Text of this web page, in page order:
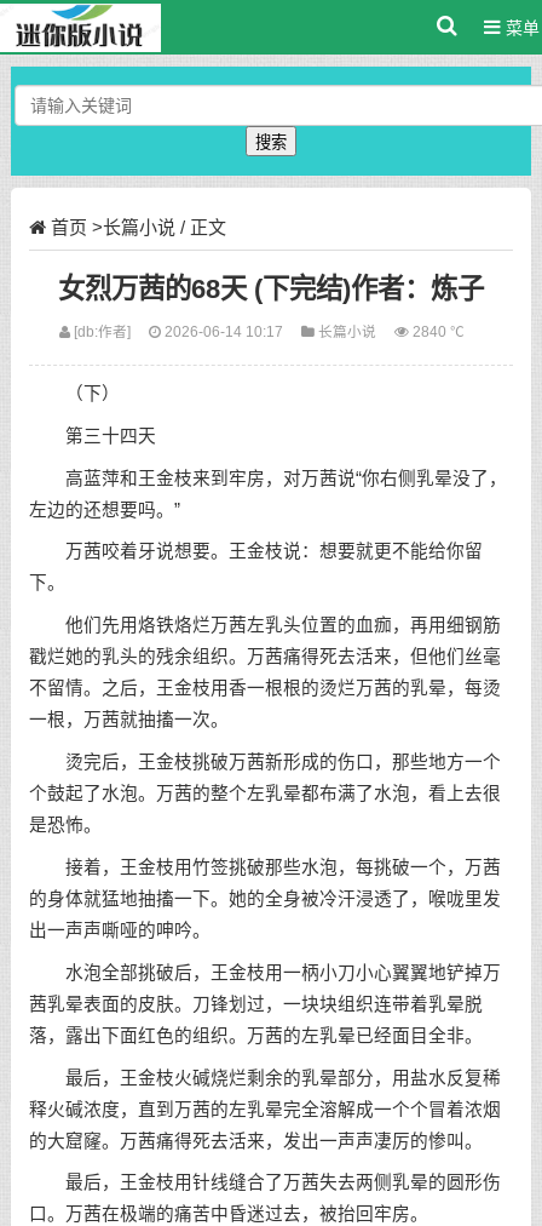
菜单
搜索
首页 >长篇小说 / 正文
女烈万茜的68天 (下完结)作者：炼子
[db:作者] 2026-06-14 10:17 长篇小说 2840 ℃
（下）
第三十四天
高蓝萍和王金枝来到牢房，对万茜说“你右侧乳晕没了，
左边的还想要吗。”
万茜咬着牙说想要。王金枝说：想要就更不能给你留
下。
他们先用烙铁烙烂万茜左乳头位置的血痂，再用细钢筋
戳烂她的乳头的残余组织。万茜痛得死去活来，但他们丝毫
不留情。之后，王金枝用香一根根的烫烂万茜的乳晕，每烫
一根，万茜就抽搐一次。
烫完后，王金枝挑破万茜新形成的伤口，那些地方一个
个鼓起了水泡。万茜的整个左乳晕都布满了水泡，看上去很
是恐怖。
接着，王金枝用竹签挑破那些水泡，每挑破一个，万茜
的身体就猛地抽搐一下。她的全身被冷汗浸透了，喉咙里发
出一声声嘶哑的呻吟。
水泡全部挑破后，王金枝用一柄小刀小心翼翼地铲掉万
茜乳晕表面的皮肤。刀锋划过，一块块组织连带着乳晕脱
落，露出下面红色的组织。万茜的左乳晕已经面目全非。
最后，王金枝火碱烧烂剩余的乳晕部分，用盐水反复稀
释火碱浓度，直到万茜的左乳晕完全溶解成一个个冒着浓烟
的大窟窿。万茜痛得死去活来，发出一声声凄厉的惨叫。
最后，王金枝用针线缝合了万茜失去两侧乳晕的圆形伤
口。万茜在极端的痛苦中昏迷过去，被抬回牢房。